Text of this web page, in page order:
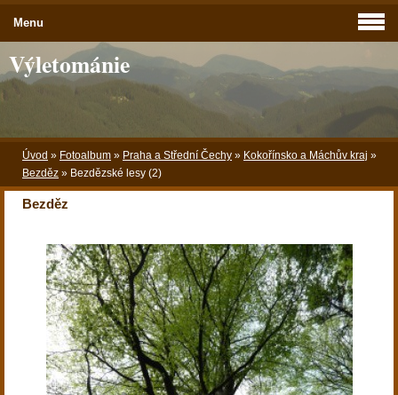
Výletománie
Úvod » Fotoalbum » Praha a Střední Čechy » Kokořínsko a Máchův kraj »
Bezděz » Bezdězské lesy (2)
Bezděz
Menu